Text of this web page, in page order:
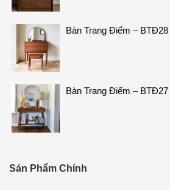
Bàn Trang Điểm – BTĐ28
Bàn Trang Điểm – BTĐ27
Sản Phẩm Chính